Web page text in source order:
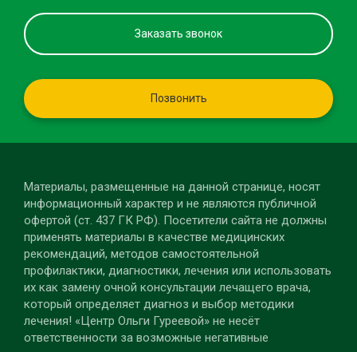
Заказать звонок
Позвонить
Материалы, размещенные на данной странице, носят
информационный характер и не являются публичной
офертой (ст. 437 ГК РФ). Посетители сайта не должны
применять материалы в качестве медицинских
рекомендаций, методов самостоятельной
профилактики, диагностики, лечения или использовать
их как замену очной консультации лечащего врача,
который определяет диагноз и выбор методики
лечения! «Центр Ольги Гуреевой» не несёт
ответственности за возможные негативные